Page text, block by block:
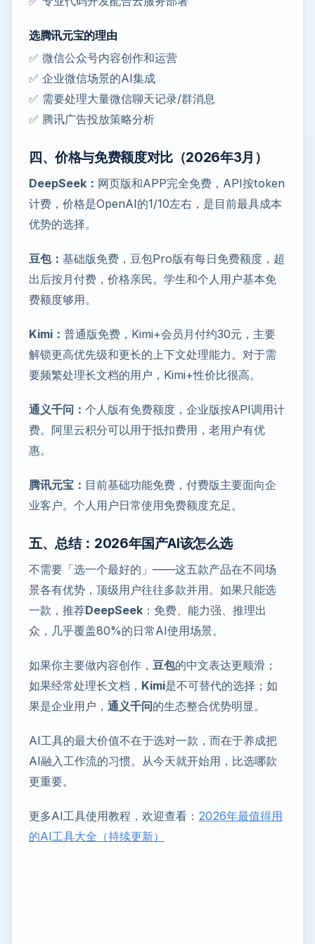
选腾讯元宝的理由
✅ 微信公众号内容创作和运营
✅ 企业微信场景的AI集成
✅ 需要处理大量微信聊天记录/群消息
✅ 腾讯广告投放策略分析
四、价格与免费额度对比（2026年3月）
DeepSeek： 网页版和APP完全免费，API按token
计费，价格是OpenAI的1/10左右，是目前最具成本
优势的选择。
豆包： 基础版免费，豆包Pro版有每日免费额度，超
出后按月付费，价格亲民。学生和个人用户基本免
费额度够用。
Kimi： 普通版免费，Kimi+会员月付约30元，主要
解锁更高优先级和更长的上下文处理能力。对于需
要频繁处理长文档的用户，Kimi+性价比很高。
通义千问： 个人版有免费额度，企业版按API调用计
费。阿里云积分可以用于抵扣费用，老用户有优
惠。
腾讯元宝： 目前基础功能免费，付费版主要面向企
业客户。个人用户日常使用免费额度充足。
五、总结：2026年国产AI该怎么选
不需要「选一个最好的」——这五款产品在不同场
景各有优势，顶级用户往往多款并用。如果只能选
一款，推荐DeepSeek ：免费、能力强、推理出
众，几乎覆盖80%的日常AI使用场景。
如果你主要做内容创作， 豆包的中文表达更顺滑；
如果经常处理长文档， Kimi是不可替代的选择；如
果是企业用户， 通义千问的生态整合优势明显。
AI工具的最大价值不在于选对一款，而在于养成把
AI融入工作流的习惯。从今天就开始用，比选哪款
更重要。
更多AI工具使用教程，欢迎查看： 2026年最值得用
的AI工具大全（持续更新）